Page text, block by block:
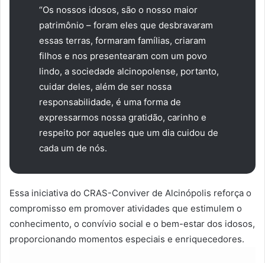
“Os nossos idosos, são o nosso maior
patrimônio – foram eles que desbravaram
essas terras, formaram famílias, criaram
filhos e nos presentearam com um povo
lindo, a sociedade alcinopolense, portanto,
cuidar deles, além de ser nossa
responsabilidade, é uma forma de
expressarmos nossa gratidão, carinho e
respeito por aqueles que um dia cuidou de
cada um de nós.
Essa iniciativa do CRAS-Conviver de Alcinópolis reforça o
compromisso em promover atividades que estimulem o
conhecimento, o convívio social e o bem-estar dos idosos,
proporcionando momentos especiais e enriquecedores.